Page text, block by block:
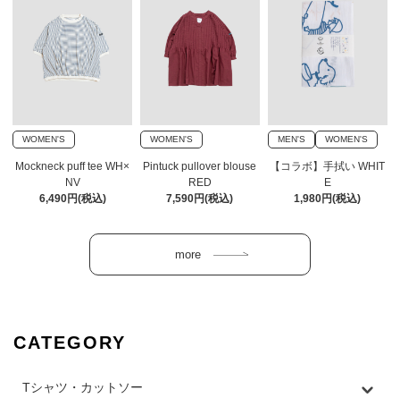
WOMEN'S
Mockneck puff tee WH×
NV
6,490円(税込)
WOMEN'S
Pintuck pullover blouse
RED
7,590円(税込)
MEN'S WOMEN'S
【コラボ】手拭い WHIT
E
1,980円(税込)
CATEGORY
Tシャツ・カットソー